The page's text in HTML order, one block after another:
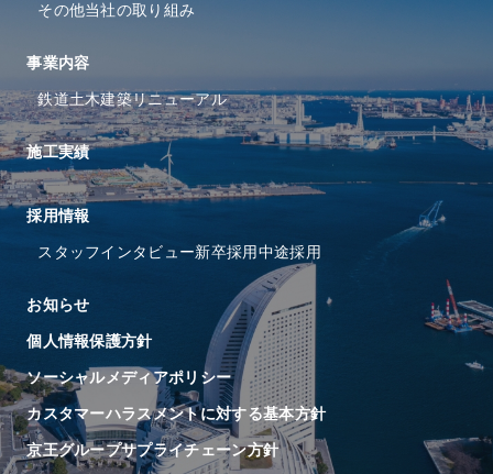
その他当社の取り組み
事業内容
鉄道土木建築リニューアル
施工実績
採⽤情報
スタッフインタビュー新卒採用中途採用
お知らせ
個人情報保護方針
ソーシャルメディアポリシー
カスタマーハラスメントに対する基本方針
京王グループサプライチェーン方針